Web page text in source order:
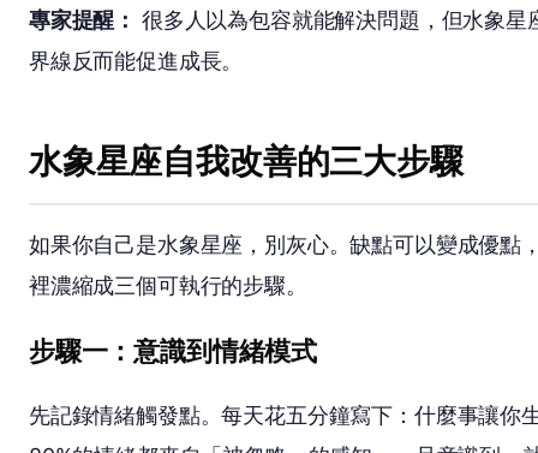
專家提醒： 很多人以為包容就能解決問題，但水象
界線反而能促進成長。
水象星座自我改善的三大步驟
如果你自己是水象星座，別灰心。缺點可以變成優點
裡濃縮成三個可執行的步驟。
步驟一：意識到情緒模式
先記錄情緒觸發點。每天花五分鐘寫下：什麼事讓